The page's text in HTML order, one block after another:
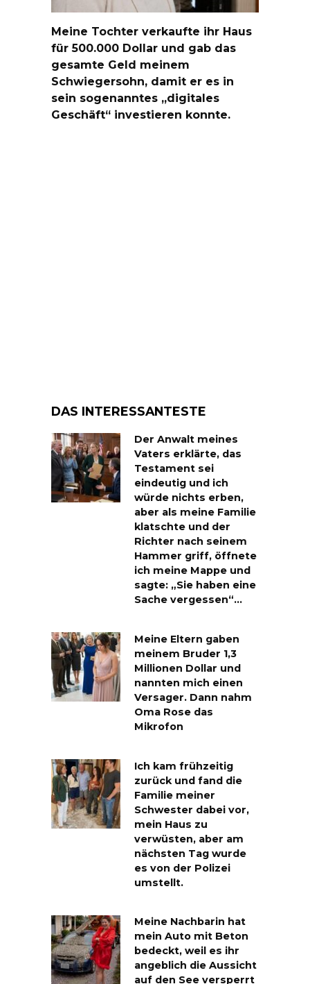
Meine Tochter verkaufte ihr Haus
für 500.000 Dollar und gab das
gesamte Geld meinem
Schwiegersohn, damit er es in
sein sogenanntes „digitales
Geschäft“ investieren konnte.
DAS INTERESSANTESTE
Der Anwalt meines
Vaters erklärte, das
Testament sei
eindeutig und ich
würde nichts erben,
aber als meine Familie
klatschte und der
Richter nach seinem
Hammer griff, öffnete
ich meine Mappe und
sagte: „Sie haben eine
Sache vergessen“…
Meine Eltern gaben
meinem Bruder 1,3
Millionen Dollar und
nannten mich einen
Versager. Dann nahm
Oma Rose das
Mikrofon
Ich kam frühzeitig
zurück und fand die
Familie meiner
Schwester dabei vor,
mein Haus zu
verwüsten, aber am
nächsten Tag wurde
es von der Polizei
umstellt.
Meine Nachbarin hat
mein Auto mit Beton
bedeckt, weil es ihr
angeblich die Aussicht
auf den See versperrt